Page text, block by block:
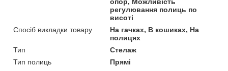
регулювання полиць по
висоті
Спосіб викладки товару
На гачках, В кошиках, На
полицях
Тип
Стелаж
Тип полиць
Прямі